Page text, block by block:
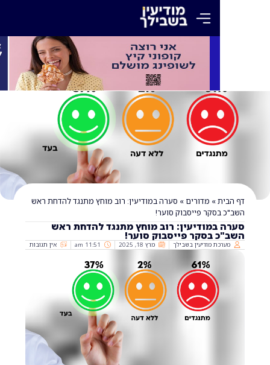
»מדורים »סערה במודיעין: רוב מוחץ מתנגד להדחת ראש
פייסבוק סוער!
רוב מוחץ מתנגד להדחת ראש
בסקר פייסבוק סוער!
מודיעין בשבילך מרץ 18, 2025 11:51 am אין תגובות